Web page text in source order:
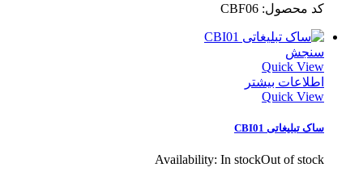
کد محصول: CBF06
سنجش
Quick View
اطلاعات بیشتر
Quick View
ساک تبلیغاتی CBI01
Availability: In stockOut of stock